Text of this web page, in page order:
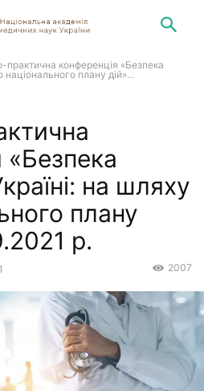
практична конференція «Безпека
національного плану дій»...
«Безпека
на шляху
плану
р.
2007